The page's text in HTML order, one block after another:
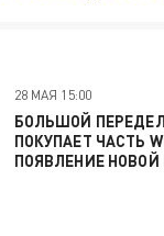
28 МАЯ 15:00
БОЛЬШОЙ
ПОКУПАЕТ ЧАСТЬ
ПОЯВЛЕНИЕ